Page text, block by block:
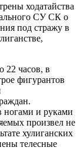
ходатайства
СУ СК о
под стражу в
22 часов, в
фигурантов
ногами и руками
произвел не
хулиганских
телесные